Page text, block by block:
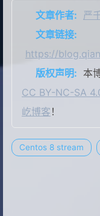
文章作者: 严
文章链接:
https://
版权声明: 本
CC BY-NC-SA
屹博客 ！
Centos 8 stream